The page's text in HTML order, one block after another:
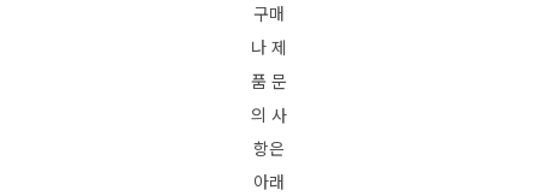
구매
나 제
품 문
의 사
항은
아래